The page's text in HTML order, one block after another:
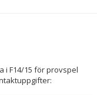
i F14/15 för provspel